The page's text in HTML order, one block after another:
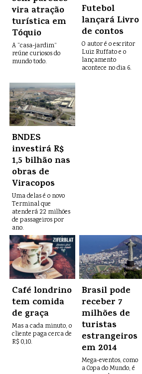
vira atração
turística em
Tóquio
A “casa-jardim”
reúne curiosos do
mundo todo.
Futebol
lançará Livro
de contos
O autor é o escritor
Luiz Ruffato e o
lançamento
acontece no dia 6.
BNDES
investirá R$
1,5 bilhão nas
obras de
Viracopos
Uma delas é o novo
Terminal que
atenderá 22 milhões
de passageiros por
ano.
Café londrino
tem comida
de graça
Mas a cada minuto, o
cliente paga cerca de
R$ 0,10.
Brasil pode
receber 7
milhões de
turistas
estrangeiros
em 2014
Mega-eventos, como
a Copa do Mundo, é